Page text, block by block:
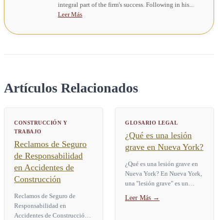
integral part of the firm's success. Following in his...
Leer Más
Artículos Relacionados
CONSTRUCCIÓN Y
TRABAJO
Reclamos de Seguro
de Responsabilidad
en Accidentes de
Construcción
Reclamos de Seguro de
Responsabilidad en
Accidentes de Construcción
GLOSARIO LEGAL
¿Qué es una lesión
grave en Nueva York?
¿Qué es una lesión grave en
Nueva York? En Nueva York,
una "lesión grave" es un
Ley de Seguros § 5102(d).
Leer Más →